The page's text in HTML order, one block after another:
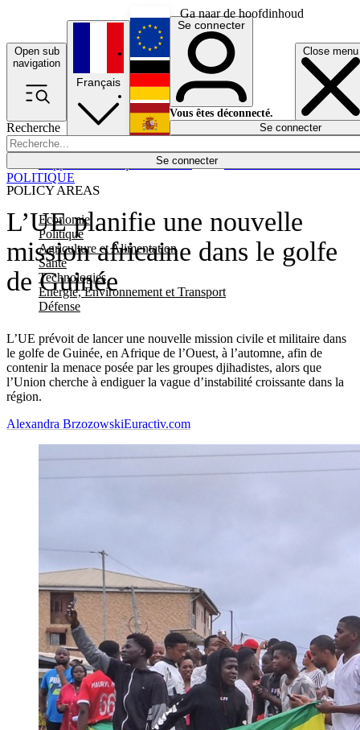
Ga naar de hoofdinhoud
Open sub
navigation
Close menu
Recherche
Se connecter
POLICY AREAS
Economie
Politique
Agriculture et Alimentation
Santé
Technologies
Energie, Environnement et Transport
Défense
Économie
Français
English
Deutsch
Español
Se connecter
Vous êtes déconnecté.
Se connecter
L’UE planifie une nouvelle
mission africaine dans le golfe
de Guinée
L’UE prévoit de lancer une nouvelle mission civile et militaire dans
le golfe de Guinée, en Afrique de l’Ouest, à l’automne, afin de
contenir la menace posée par les groupes djihadistes, alors que
l’Union cherche à endiguer la vague d’instabilité croissante dans la
région.
POLITIQUE
Alexandra BrzozowskiEuractiv.com